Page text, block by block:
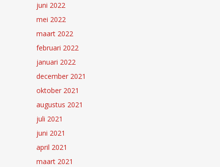
juni 2022
mei 2022
maart 2022
februari 2022
januari 2022
december 2021
oktober 2021
augustus 2021
juli 2021
juni 2021
april 2021
maart 2021